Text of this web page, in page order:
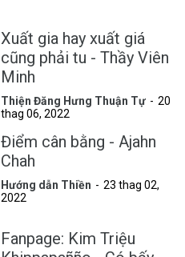
Xuất gia hay xuất giá
cũng phải tu - Thầy Viên
Minh
Thiện Đăng Hưng Thuận Tự
20
thag 06, 2022
Điểm cân bằng - Ajahn
Chah
Hướng dẫn Thiền
23 thag 02,
2022
Fanpage: Kim Triệu